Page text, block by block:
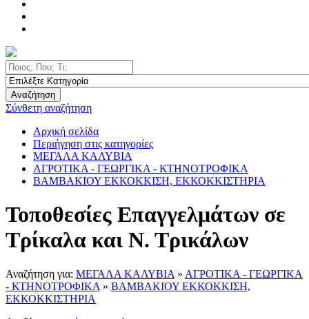
Αναζήτηση
Σύνθετη αναζήτηση
Αρχική σελίδα
Περιήγηση στις κατηγορίες
ΜΕΓΑΛΑ ΚΑΛΥΒΙΑ
ΑΓΡΟΤΙΚΑ - ΓΕΩΡΓΙΚΑ - ΚΤΗΝΟΤΡΟΦΙΚΑ
ΒΑΜΒΑΚΙΟΥ ΕΚΚΟΚΚΙΣΗ, ΕΚΚΟΚΚΙΣΤΗΡΙΑ
Τοποθεσίες Επαγγελμάτων σε
Τρίκαλα και Ν. Τρικάλων
Αναζήτηση για: ΜΕΓΑΛΑ ΚΑΛΥΒΙΑ » ΑΓΡΟΤΙΚΑ - ΓΕΩΡΓΙΚΑ
- ΚΤΗΝΟΤΡΟΦΙΚΑ » ΒΑΜΒΑΚΙΟΥ ΕΚΚΟΚΚΙΣΗ,
ΕΚΚΟΚΚΙΣΤΗΡΙΑ